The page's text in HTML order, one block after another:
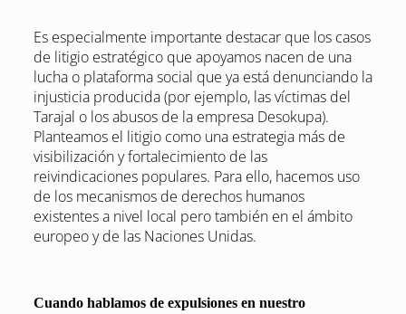
Es especialmente importante destacar que los casos
de litigio estratégico que apoyamos nacen de una
lucha o plataforma social que ya está denunciando la
injusticia producida (por ejemplo, las víctimas del
Tarajal o los abusos de la empresa Desokupa).
Planteamos el litigio como una estrategia más de
visibilización y fortalecimiento de las
reivindicaciones populares. Para ello, hacemos uso
de los mecanismos de derechos humanos
existentes a nivel local pero también en el ámbito
europeo y de las Naciones Unidas.
Cuando hablamos de expulsiones en nuestro